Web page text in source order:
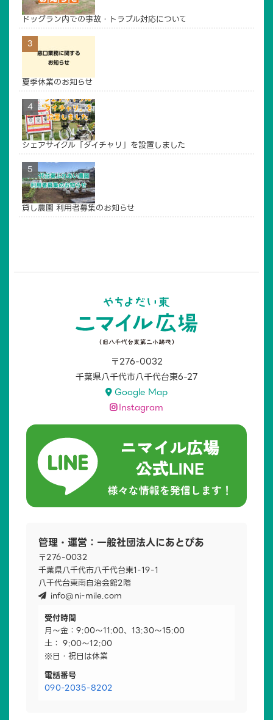
TOP
広場について
イベントご利用案内
ドッグラン内での事故・トラブル対応について
夏季休業のお知らせ
シェアサイクル「ダイチャリ」を設置しました
貸し農園 利用者募集のお知らせ
〒276-0032
千葉県八千代市八千代台東6-27
Google Map
Instagram
管理・運営：一般社団法人にあとぴあ
〒276-0032
千葉県八千代市八千代台東1-19-1
八千代台東南自治会館2階
info@ni-mile.com
受付時間
月～金：9:00～11:00、13:30～15:00
土： 9:00～12:00
※日・祝日は休業
電話番号
090-2035-8202